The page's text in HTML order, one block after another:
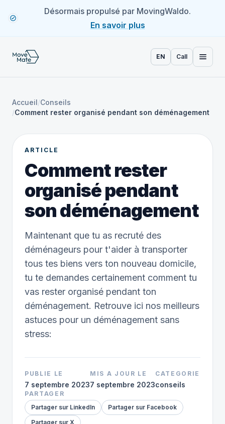
Désormais propulsé par MovingWaldo.
En savoir plus
EN Call
Accueil/Conseils
/Comment rester organisé pendant son déménagement
ARTICLE
Comment rester
organisé pendant
son déménagement
Maintenant que tu as recruté des
déménageurs pour t'aider à transporter
tous tes biens vers ton nouveau domicile,
tu te demandes certainement comment tu
vas rester organisé pendant ton
déménagement. Retrouve ici nos meilleurs
astuces pour un déménagement sans
stress:
PUBLIE LE
7 septembre 2023
MIS A JOUR LE
7 septembre 2023
CATEGORIE
conseils
PARTAGER
Partager sur LinkedIn
Partager sur Facebook
Partager sur X